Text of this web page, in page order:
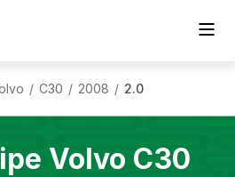
/ C30 / 2008 / 2.0
Volvo C30